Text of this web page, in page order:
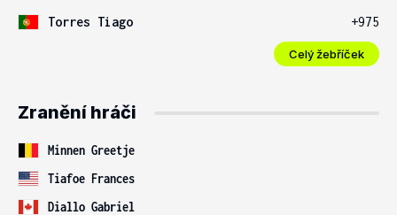
Torres Tiago
+975
Celý žebříček
Zranění hráči
Minnen Greetje
Tiafoe Frances
Diallo Gabriel